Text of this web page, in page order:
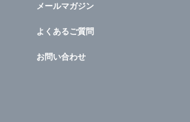
メールマガジン
よくあるご質問
お問い合わせ